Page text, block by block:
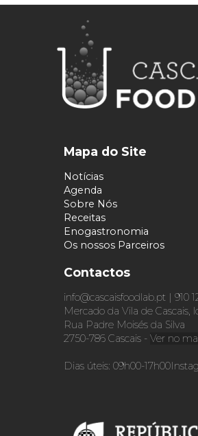
Mapa do Site
Notícias
Agenda
Sobre Nós
Receitas
Enogastronomia
Os nossos Parceiros
Contactos
info@cascaisfoodlab.pt | 910
Mercado da Vila de Cascais,
Rua Padre Moisés da Silva
2750-786 Cascais -Ver no
Dias úteis: 09h00-17h00